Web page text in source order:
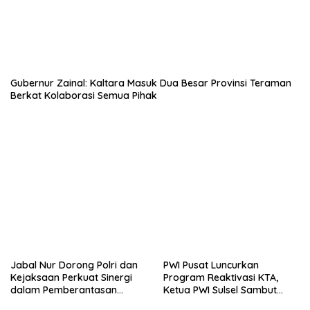
Gubernur Zainal: Kaltara Masuk Dua Besar Provinsi Teraman
Berkat Kolaborasi Semua Pihak
Jabal Nur Dorong Polri dan
Kejaksaan Perkuat Sinergi
dalam Pemberantasan
PWI Pusat Luncurkan
Program Reaktivasi KTA,
Ketua PWI Sulsel Sambut